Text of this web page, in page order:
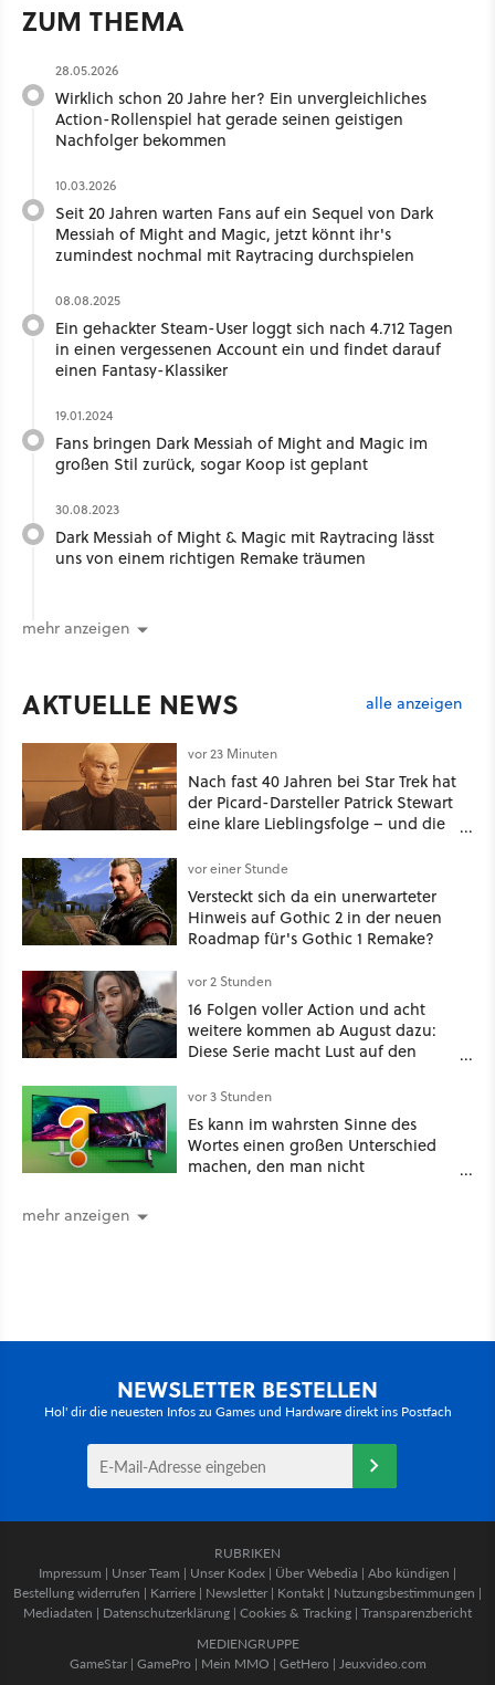
ZUM THEMA
28.05.2026
Wirklich schon 20 Jahre her? Ein unvergleichliches
Action-Rollenspiel hat gerade seinen geistigen
Nachfolger bekommen
10.03.2026
Seit 20 Jahren warten Fans auf ein Sequel von Dark
Messiah of Might and Magic, jetzt könnt ihr's
zumindest nochmal mit Raytracing durchspielen
08.08.2025
Ein gehackter Steam-User loggt sich nach 4.712 Tagen
in einen vergessenen Account ein und findet darauf
einen Fantasy-Klassiker
19.01.2024
Fans bringen Dark Messiah of Might and Magic im
großen Stil zurück, sogar Koop ist geplant
30.08.2023
Dark Messiah of Might & Magic mit Raytracing lässt
uns von einem richtigen Remake träumen
mehr anzeigen
AKTUELLE NEWS alle anzeigen
vor 23 Minuten
Nach fast 40 Jahren bei Star Trek hat
der Picard-Darsteller Patrick Stewart
eine klare Lieblingsfolge – und die
vor einer Stunde
Versteckt sich da ein unerwarteter
Hinweis auf Gothic 2 in der neuen
Roadmap für's Gothic 1 Remake?
vor 2 Stunden
16 Folgen voller Action und acht
weitere kommen ab August dazu:
Diese Serie macht Lust auf den
vor 3 Stunden
Es kann im wahrsten Sinne des
Wortes einen großen Unterschied
machen, den man nicht
mehr anzeigen
NEWSLETTER BESTELLEN
Hol' dir die neuesten Infos zu Games und Hardware direkt ins Postfach
RUBRIKEN
Impressum | Unser Team | Unser Kodex | Über Webedia | Abo kündigen |
Bestellung widerrufen | Karriere | Newsletter | Kontakt | Nutzungsbestimmungen |
Mediadaten | Datenschutzerklärung | Cookies & Tracking | Transparenzbericht
MEDIENGRUPPE
GameStar| GamePro | Mein MMO | GetHero | Jeuxvideo.com